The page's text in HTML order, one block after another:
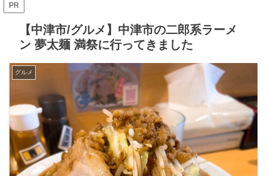
PR
【中津市/グルメ】中津市の二郎系ラーメ
ン 夢太麺 満祭に行ってきました
グルメ